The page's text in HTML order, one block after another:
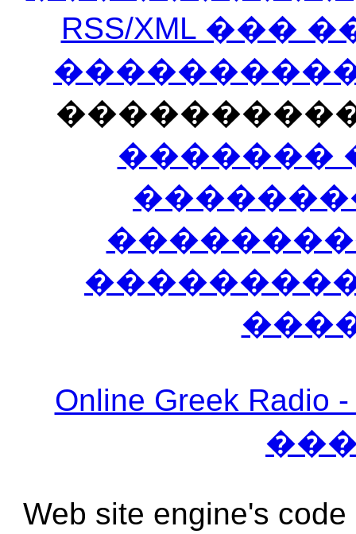
RSS/XML
�������
Online Greek
Web site engine's